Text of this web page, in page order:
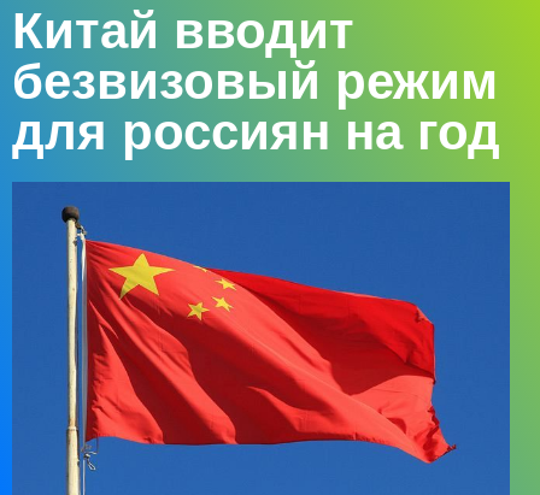
Китай вводит
безвизовый режим
для россиян на год